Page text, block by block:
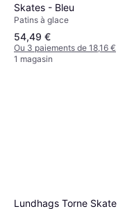
Skates - Bleu
Patins à glace
54,49 €
Ou 3 paiements de 18,16 €
1 magasin
Lundhags Torne Skate